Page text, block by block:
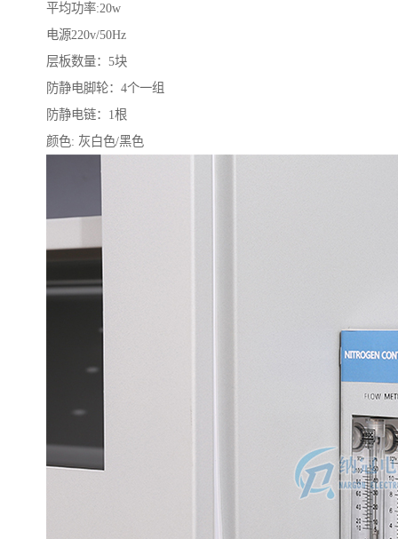
平均功率:20w
电源220v/50Hz
层板数量：5块
防静电脚轮：4个一组
防静电链：1根
颜色: 灰白色/黑色